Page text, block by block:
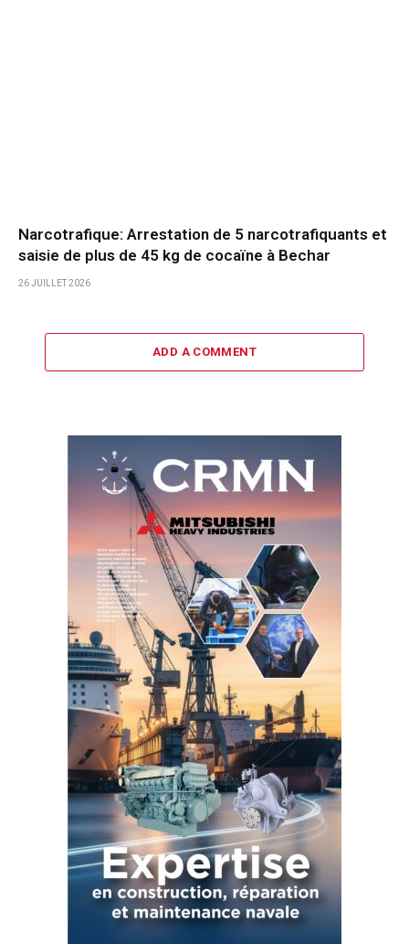
Narcotrafique: Arrestation de 5 narcotrafiquants et
saisie de plus de 45 kg de cocaïne à Bechar
26 JUILLET 2026
ADD A COMMENT